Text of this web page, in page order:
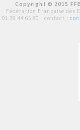
Copyright © 2015
Fédération Française des
01 39 44 65 80 | contact :